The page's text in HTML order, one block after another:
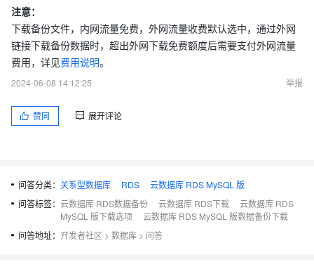
注意：
下载备份文件，内网流量免费，外网流量收费默认选中，通过外网
链接下载备份数据时，超出外网下载免费额度后需要支付外网流量
费用，详见费用说明。
2024-06-08 14:12:25
举报
赞同 展开评论
问答分类： 关系型数据库 RDS
云数据库 RDS MySQL 版
问答标签： 云数据库 RDS数据备份 云数据库 RDS下载
云数据库 RDS
MySQL 版下载选项
云数据库 RDS MySQL 版数据备份下载
问答地址： 开发者社区 > 数据库 > 问答